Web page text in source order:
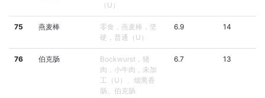
（U）
75 燕麦棒
零食，燕麦棒，坚
硬，普通（U）
6.9 14
76 伯克肠
Bockwurst，猪
肉，小牛肉，未加
工（U）、烟熏香
肠、伯克肠
6.7 13